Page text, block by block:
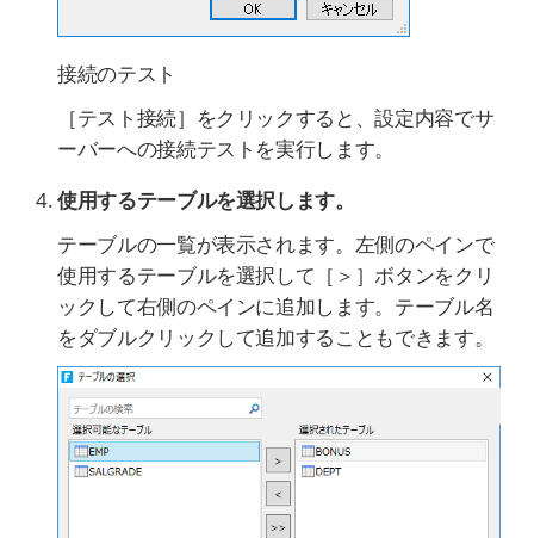
接続のテスト
［テスト接続］をクリックすると、設定内容でサ
ーバーへの接続テストを実行します。
使用するテーブルを選択します。
テーブルの一覧が表示されます。左側のペインで
使用するテーブルを選択して［＞］ボタンをクリ
ックして右側のペインに追加します。テーブル名
をダブルクリックして追加することもできます。